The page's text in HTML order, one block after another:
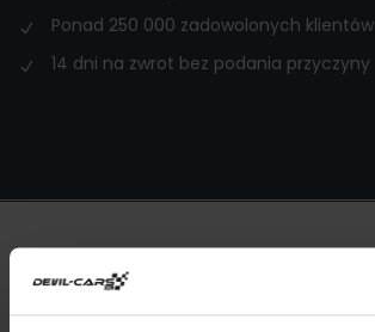
Ponad 250 000 zadowolonych klientów
14 dni na zwrot bez podania przyczyny